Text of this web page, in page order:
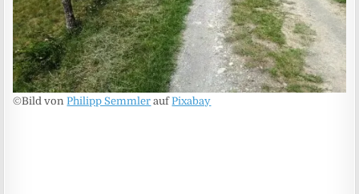
©Bild vonPhilipp Semmler aufPixabay